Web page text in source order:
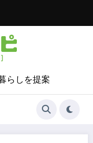
らしを提案